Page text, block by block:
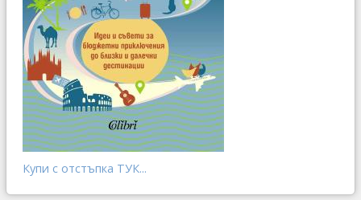
Купи с отстъпка ТУК...